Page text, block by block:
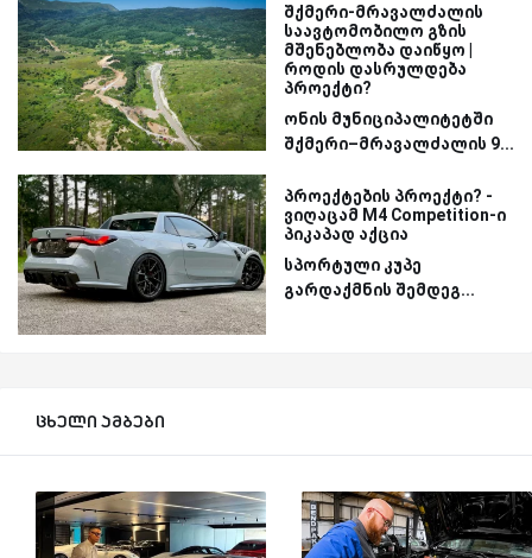
შქმერი-მრავალძალის
საავტომობილო გზის
მშენებლობა დაიწყო |
როდის დასრულდება
პროექტი?
ონის მუნიციპალიტეტში
შქმერი–მრავალძალის 9...
პროექტების პროექტი? -
ვიღაცამ M4 Competition-ი
პიკაპად აქცია
სპორტული კუპე
გარდაქმნის შემდეგ...
ცხელი ამბები